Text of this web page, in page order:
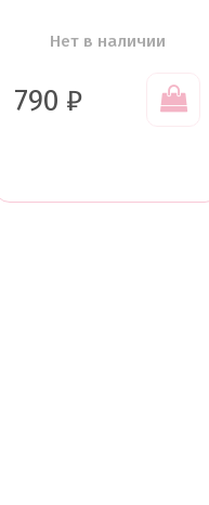
Нет в наличии
790 ₽